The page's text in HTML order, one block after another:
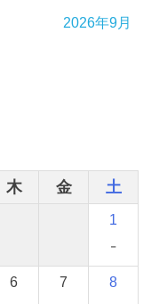
2026年9月
木 金 土
1
-
6 7 8